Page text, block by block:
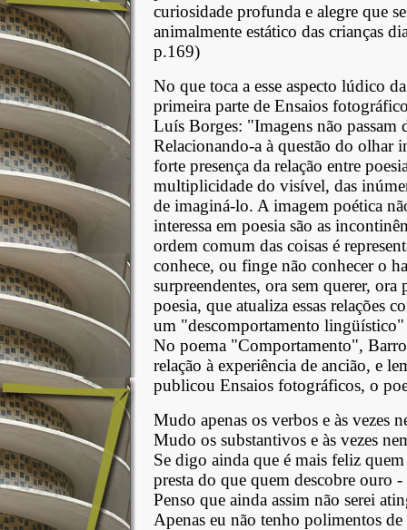
curiosidade profunda e alegre que
animalmente estático das crianças
p.169)
No que toca a esse aspecto lúdico
primeira parte de Ensaios
Luís Borges: "Imagens não
Relacionando-a à questão do olhar
forte presença da relação entre
multiplicidade do visível, das
de imaginá-lo. A imagem poética
interessa em poesia são as
ordem comum das coisas é
conhece, ou finge não conhecer o
surpreendentes, ora sem querer,
poesia, que atualiza essas relações
um "descomportamento
No poema "Comportamento",
relação à experiência de ancião, e
publicou Ensaios fotográficos, o
Mudo apenas os verbos e às vezes
Mudo os substantivos e às vezes
Se digo ainda que é mais feliz
presta do que quem descobre ouro -
Penso que ainda assim não serei
Apenas eu não tenho polimentos de